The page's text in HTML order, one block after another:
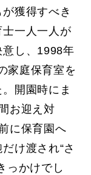
獲得すべき
一人一人が
し、1998年
家庭保育室を
開園時にま
お迎え対
に保育園へ
け渡され“さ
っかけでし